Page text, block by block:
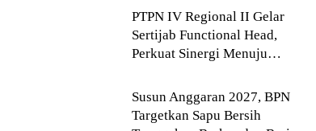
PTPN IV Regional II Gelar
Sertijab Functional Head,
Perkuat Sinergi Menuju
Susun Anggaran 2027, BPN
Targetkan Sapu Bersih